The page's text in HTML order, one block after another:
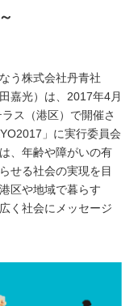
う株式会社丹青社
嘉光）は、2017年4月
ス（港区）で開催さ
」に実行委員会
、年齢や障がいの有
せる社会の実現を目
区や地域で暮らす
く社会にメッセージ